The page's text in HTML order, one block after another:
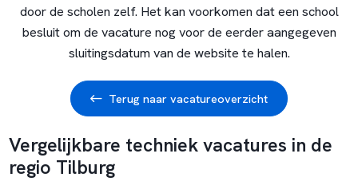
door de scholen zelf. Het kan voorkomen dat een school
besluit om de vacature nog voor de eerder aangegeven
sluitingsdatum van de website te halen.
Terug naar vacatureoverzicht
Vergelijkbare techniek vacatures in de
regio Tilburg